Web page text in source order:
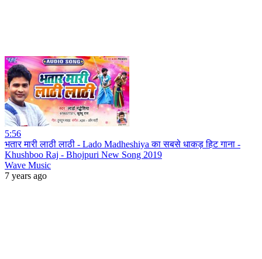
5:56
भतार मारी लाठी लाठी - Lado Madheshiya का सबसे धाकड़ हिट गाना -
Khushboo Raj - Bhojpuri New Song 2019
Wave Music
7 years ago